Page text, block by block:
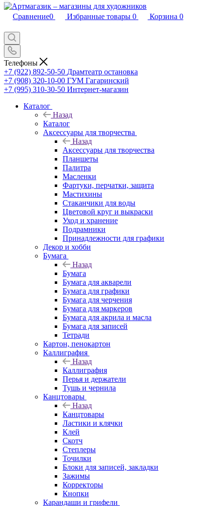
Сравнение0 Избранные товары 0 Корзина 0
Телефоны
+7 (922) 892-50-50 Драмтеатр остановка
+7 (908) 320-10-00 ГУМ Гагаринский
+7 (995) 310-30-50 Интернет-магазин
Каталог
Назад
Каталог
Аксессуары для творчества
Назад
Аксессуары для творчества
Планшеты
Палитра
Масленки
Фартуки, перчатки, защита
Мастихины
Стаканчики для воды
Цветовой круг и выкраски
Уход и хранение
Подрамники
Принадлежности для графики
Декор и хобби
Бумага
Назад
Бумага
Бумага для акварели
Бумага для графики
Бумага для черчения
Бумага для маркеров
Бумага для акрила и масла
Бумага для записей
Тетради
Картон, пенокартон
Каллиграфия
Назад
Каллиграфия
Перья и держатели
Тушь и чернила
Канцтовары
Назад
Канцтовары
Ластики и клячки
Клей
Скотч
Степлеры
Точилки
Блоки для записей, закладки
Зажимы
Корректоры
Кнопки
Карандаши и грифели